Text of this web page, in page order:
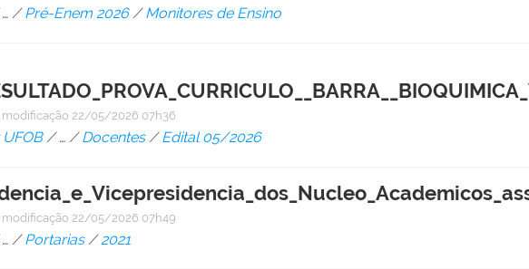
…/Pré-Enem 2026 /Monitores de Ensino
22/05/2026 07h36
/…/Docentes /Edital 05/2026
22/05/2026 07h49
…/Portarias /2021